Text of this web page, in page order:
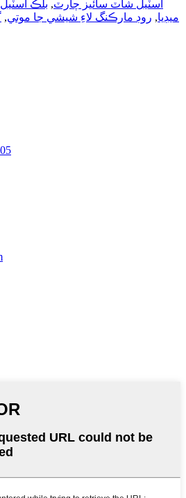
اسٽيل شاٽ سائيز چارٽ, بلڪ
ميڊيا, روڊ مارڪنگ لاءِ شيشي جا موتي,